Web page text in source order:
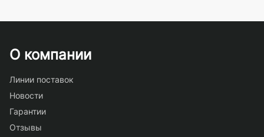
О компании
Линии поставок
Новости
Гарантии
Отзывы